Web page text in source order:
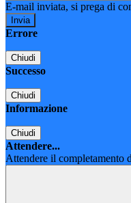
E-mail inviata, si prega di
Errore
Chiudi
Successo
Chiudi
Informazione
Chiudi
Attendere...
Attendere il completamento